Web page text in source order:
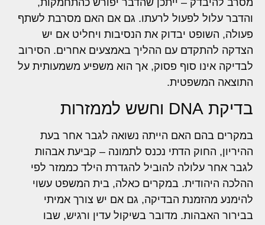
והדבר עלול לפעול לרעתו. גם אם האם מסרבת לשתף
פעולה, השופט יבדוק את הנסיבות ויחליט אם יש
הצדקה להתקדם עם ההליך באמצעים אחרים. הסירוב
לבדיקה אינו סוף פסוק, אך הוא משפיע משמעותית על
התוצאה המשפטית.
בדיקת DNA וחשש לממזרות
במקרים בהם האם הייתה נשואה לגבר אחר בעת
ההיריון, החוק הדתי נכנס לתמונה – קביעת אבהות
לגבר אחר עלולה להוביל להגדרת הילד כממזר לפי
ההלכה היהודית. במקרים כאלה, בית המשפט עשוי
להימנע מהזמנת הבדיקה, גם אם יש צורך אמיתי
בבירור האבהות. מדובר בשיקול עדין ורגיש, שבו